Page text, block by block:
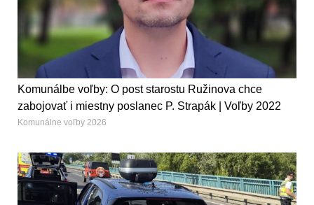
Komunálbe voľby: O post starostu Ružinova chce
zabojovať i miestny poslanec P. Strapák | Voľby 2022
Komunálne voľby 2026